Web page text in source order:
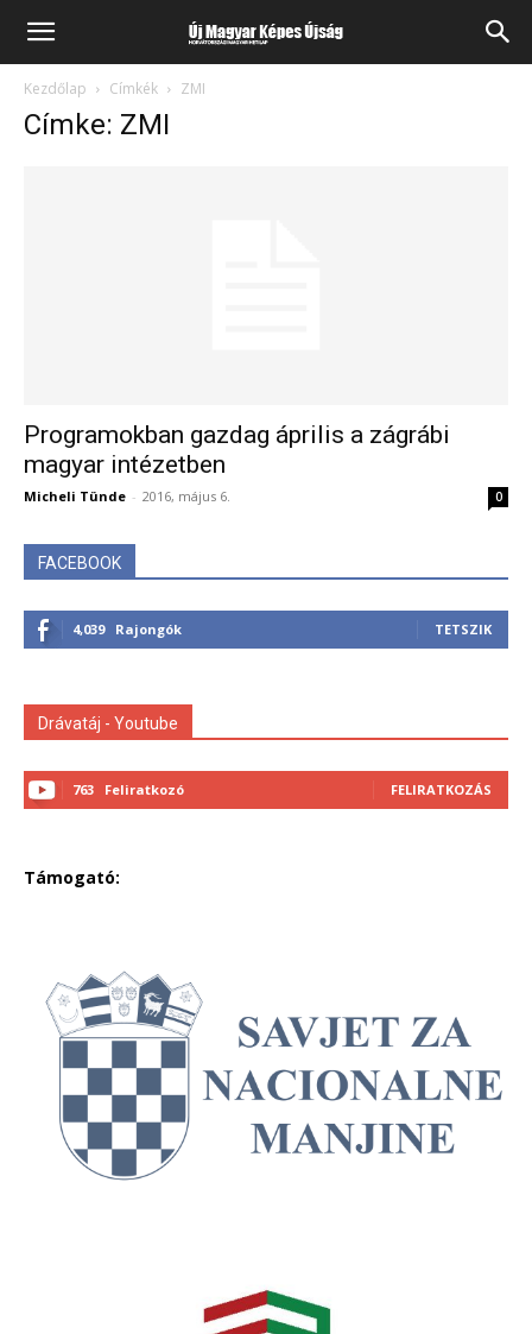
Kezdőlap Címkék ZMI
Címke: ZMI
Programokban gazdag április a zágrábi
magyar intézetben
Micheli Tünde - 2016, május 6. 0
FACEBOOK
4,039 Rajongók TETSZIK
Drávatáj - Youtube
763 Feliratkozó FELIRATKOZÁS
Támogató: